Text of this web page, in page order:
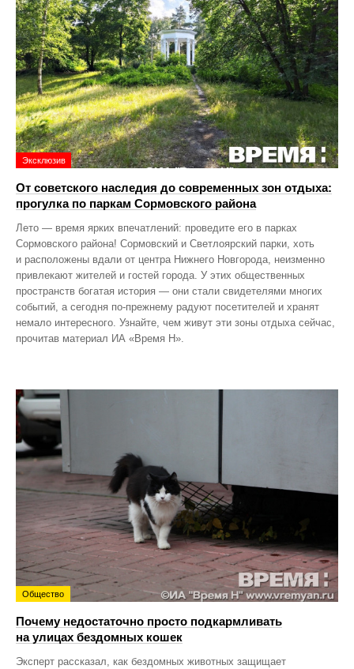
Эксклюзив
От советского наследия до современных зон отдыха:
прогулка по паркам Сормовского района
Лето — время ярких впечатлений: проведите его в парках
Сормовского района! Сормовский и Светлоярский парки, хоть
и расположены вдали от центра Нижнего Новгорода, неизменно
привлекают жителей и гостей города. У этих общественных
пространств богатая история — они стали свидетелями многих
событий, а сегодня по‑прежнему радуют посетителей и хранят
немало интересного. Узнайте, чем живут эти зоны отдыха сейчас,
прочитав материал ИА «Время Н».
Общество
Почему недостаточно просто подкармливать
на улицах бездомных кошек
Эксперт рассказал, как бездомных животных защищает